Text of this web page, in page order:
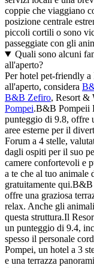
coppie che viaggiano
posizione centrale
piccoli cortili o sono
passeggiate con gli
Quali sono alcuni
all'aperto?
Per hotel pet-friendly
all'aperto, considera
B&B Zefiro, Resort &
Pompei.B&B Pompeii
punteggio di 9.8, offre
aree esterne per il
Forum a 4 stelle,
dagli ospiti per il suo
camere confortevoli e
a te che al tuo animale
gratuitamente
offre una graziosa
relax. Anche gli
questa struttura.Il
un punteggio di 9.4,
spesso il personale
Pompei, un hotel a 3
e una terrazza